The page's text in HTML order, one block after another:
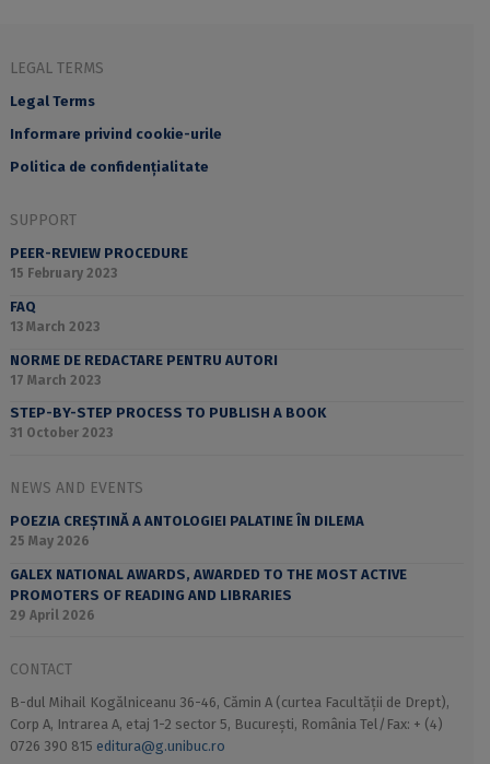
LEGAL TERMS
Legal Terms
Informare privind cookie-urile
Politica de confidențialitate
SUPPORT
PEER-REVIEW PROCEDURE
15 February 2023
FAQ
13 March 2023
NORME DE REDACTARE PENTRU AUTORI
17 March 2023
STEP-BY-STEP PROCESS TO PUBLISH A BOOK
31 October 2023
NEWS AND EVENTS
POEZIA CREȘTINĂ A ANTOLOGIEI PALATINE ÎN DILEMA
25 May 2026
GALEX NATIONAL AWARDS, AWARDED TO THE MOST ACTIVE
PROMOTERS OF READING AND LIBRARIES
29 April 2026
CONTACT
B-dul Mihail Kogălniceanu 36-46, Cămin A (curtea Facultății de Drept),
Corp A, Intrarea A, etaj 1-2 sector 5, București, România Tel/Fax: + (4)
0726 390 815 editura@g.unibuc.ro